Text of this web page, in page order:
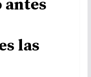
antes
las